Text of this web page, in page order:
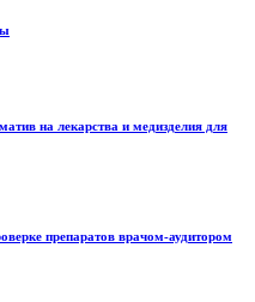
на лекарства и медизделия для
препаратов врачом-аудитором